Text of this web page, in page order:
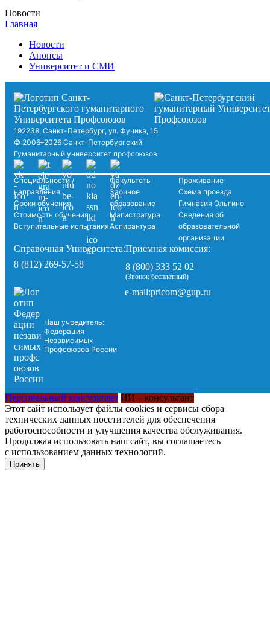
Новости
Главная
Новости
Анонсы
Университет и СМИ
192238, Санкт-Петербург, ул. Фучика, 15
© 2006–2026 Санкт-Петербургский
Гуманитарный университет профсоюзов
Специальности /
направления
Сроки обучения
Стоимость обучения
Вступительные испытания
Факультеты
Заочное
образование
Магистратура
Аспирантура
Проживание
Схема проезда
Гимназия Ольгино
Сведения об
образовательной
организации
Справочная Университета:
8 (812) 269-57-58
Приемная комиссия:
8 (800) 333 52 02
(Звонок бесплатный)
Наш учредитель:
Федерация
Независимых
Профсоюзов России
e-mail:pricom@gup.ru
Персональный консультант ИИ – консультант
Этот сайт использует файлы cookies и сервисы сбора
технических данных посетителей для обеспечения
работоспособности и улучшения качества обслуживания.
Продолжая использовать наш сайт, вы соглашаетесь
с использованием данных технологий.
Принять